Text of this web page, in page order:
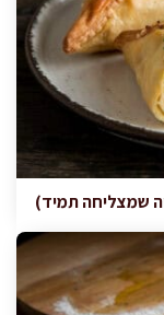
שמצליחה תמיד)